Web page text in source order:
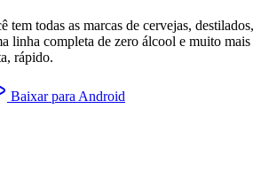
todas as marcas de cervejas, destilados,
linha completa de zero álcool e muito mais
rápido.
Baixar para Android